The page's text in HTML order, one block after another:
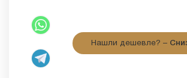
Нашли дешевле? –